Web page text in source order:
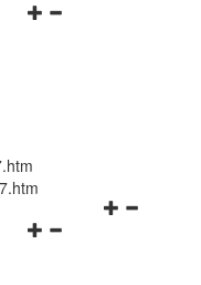
Navigationsmenü
Navigationsmenü